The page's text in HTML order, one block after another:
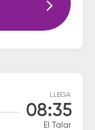
LLEGA
08:35
El Talar